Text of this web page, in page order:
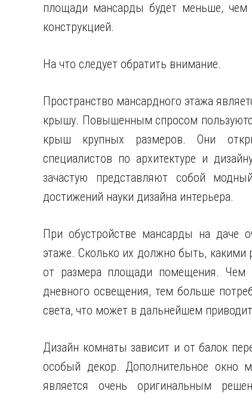
площади мансарды будет меньше, чем
конструкцией.
На что следует обратить внимание.
Пространство мансардного этажа
крышу. Повышенным спросом
крыш крупных размеров. Они
специалистов по архитектуре и
зачастую представляют собой
достижений науки дизайна интерьера.
При обустройстве мансарды на даче
этаже. Сколько их должно быть,
от размера площади помещения. Чем
дневного освещения, тем больше
света, что может в дальнейшем
Дизайн комнаты зависит и от балок
особый декор. Дополнительное
является очень оригинальным